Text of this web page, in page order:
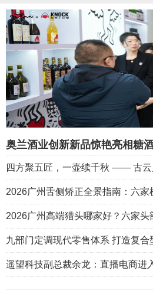
四方聚五匠，一壶续千秋 —— 古云
2026广州舌侧矫正全景指南：六
2026广州高端猎头哪家好？六家
九部门定调现代零售体系 打造复合
遥望科技副总裁余龙：直播电商进